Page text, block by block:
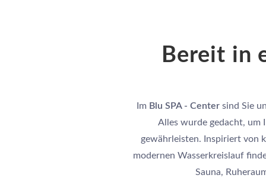
Bereit in
Im Blu SPA - Center sind Sie
Alles wurde gedacht, um
gewährleisten. Inspiriert von
modernen Wasserkreislauf
Sauna,